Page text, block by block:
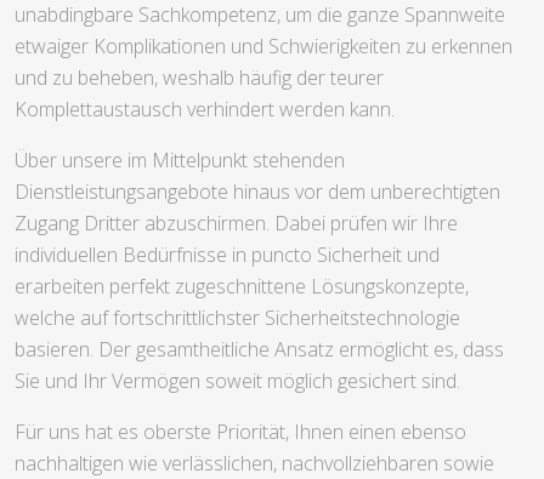
unabdingbare Sachkompetenz, um die ganze Spannweite
etwaiger Komplikationen und Schwierigkeiten zu erkennen
und zu beheben, weshalb häufig der teurer
Komplettaustausch verhindert werden kann.
Über unsere im Mittelpunkt stehenden
Dienstleistungsangebote hinaus vor dem unberechtigten
Zugang Dritter abzuschirmen. Dabei prüfen wir Ihre
individuellen Bedürfnisse in puncto Sicherheit und
erarbeiten perfekt zugeschnittene Lösungskonzepte,
welche auf fortschrittlichster Sicherheitstechnologie
basieren. Der gesamtheitliche Ansatz ermöglicht es, dass
Sie und Ihr Vermögen soweit möglich gesichert sind.
Für uns hat es oberste Priorität, Ihnen einen ebenso
nachhaltigen wie verlässlichen, nachvollziehbaren sowie